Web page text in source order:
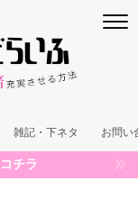
雑記・下ネタ お問い
チラ